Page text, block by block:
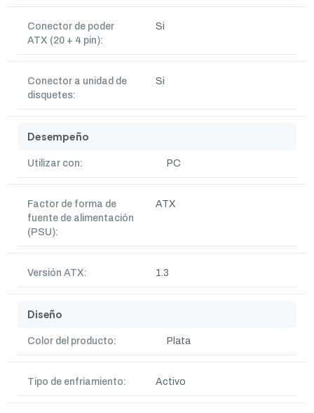
Conector de poder
ATX (20 + 4 pin):
Si
Conector a unidad de
disquetes:
Si
Desempeño
Utilizar con: PC
Factor de forma de
fuente de alimentación
(PSU):
ATX
Versión ATX: 1.3
Diseño
Color del producto: Plata
Tipo de enfriamiento: Activo